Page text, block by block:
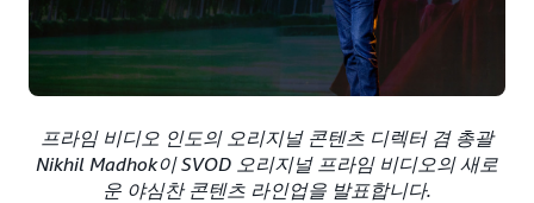
프라임 비디오 인도의 오리지널 콘텐츠 디렉터 겸 총괄
Nikhil Madhok이 SVOD 오리지널 프라임 비디오의 새로
운 야심찬 콘텐츠 라인업을 발표합니다.